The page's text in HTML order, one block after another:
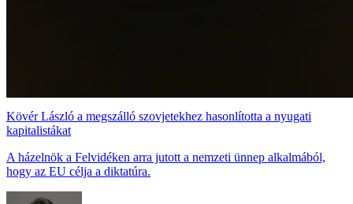
Kövér László a megszálló szovjetekhez hasonlította a nyugati
kapitalistákat
A házelnök a Felvidéken arra jutott a nemzeti ünnep alkalmából,
hogy az EU célja a diktatúra.